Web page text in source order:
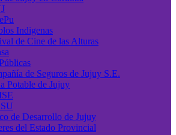
Indigenas
de Cine de las Alturas
de Seguros de Jujuy S.E.
Potable de Jujuy
de Desarrollo de Jujuy
del Estado Provincial